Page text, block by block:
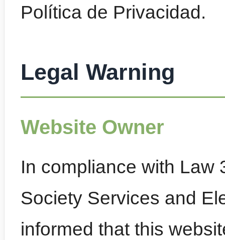
Política de Privacidad.
Legal Warning
Website Owner
In compliance with Law
Society Services and
informed that this